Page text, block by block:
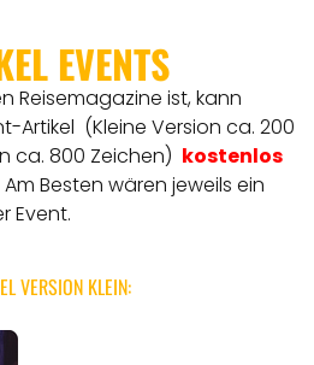
EVENTS
Reisemagazine ist, kann
Artikel (Kleine Version ca. 200
ca. 800 Zeichen) kostenlos
Am Besten wären jeweils ein
Event.
VERSION KLEIN: